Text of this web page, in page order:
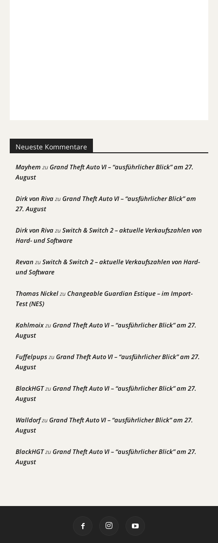
Neueste Kommentare
Mayhem zuGrand Theft Auto VI – “ausführlicher Blick” am 27.
August
Dirk von RivazuGrand Theft Auto VI – “ausführlicher Blick” am
27. August
Dirk von RivazuSwitch & Switch 2 – aktuelle Verkaufszahlen von
Hard- und Software
Revan zuSwitch & Switch 2 – aktuelle Verkaufszahlen von Hard-
und Software
Thomas NickelzuChangeable Guardian Estique – im Import-
Test (NES)
KahlmoixzuGrand Theft Auto VI – “ausführlicher Blick” am 27.
August
FuffelpupszuGrand Theft Auto VI – “ausführlicher Blick” am 27.
August
BlackHGTzuGrand Theft Auto VI – “ausführlicher Blick” am 27.
August
WalldorfzuGrand Theft Auto VI – “ausführlicher Blick” am 27.
August
BlackHGTzuGrand Theft Auto VI – “ausführlicher Blick” am 27.
August